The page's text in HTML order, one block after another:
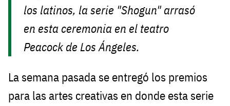
los latinos, la serie "Shogun" arrasó
en esta ceremonia en el teatro
Peacock de Los Ángeles.
La semana pasada se entregó los premios
para las artes creativas en donde esta serie